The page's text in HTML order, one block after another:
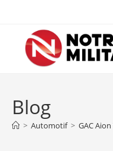
content
Blog
> Automotif > GAC